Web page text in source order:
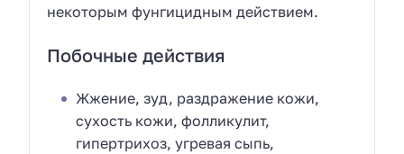
некоторым фунгицидным действием.
Побочные действия
Жжение, зуд, раздражение кожи,
сухость кожи, фолликулит,
гипертрихоз, угревая сыпь,